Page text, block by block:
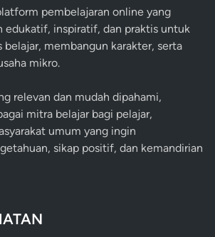
pembelajaran online yang
edukatif, inspiratif, dan praktis untuk
belajar, membangun karakter, serta
mikro.
relevan dan mudah dipahami,
mitra belajar bagi pelajar,
umum yang ingin
sikap positif, dan kemandirian